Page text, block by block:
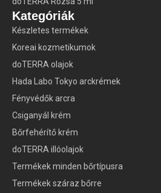
Kategóriák
Készletes termékek
Koreai kozmetikumok
doTERRA olajok
Hada Labo Tokyo arckrémek
Fényvédők arcra
Csiganyál krém
Bőrfehérítő krém
doTERRA illóolajok
Termékek minden bőrtípusra
Termékek száraz bőrre